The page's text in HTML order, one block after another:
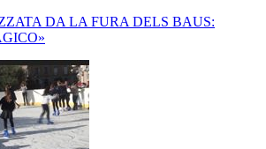
DA LA FURA DELS BAUS: